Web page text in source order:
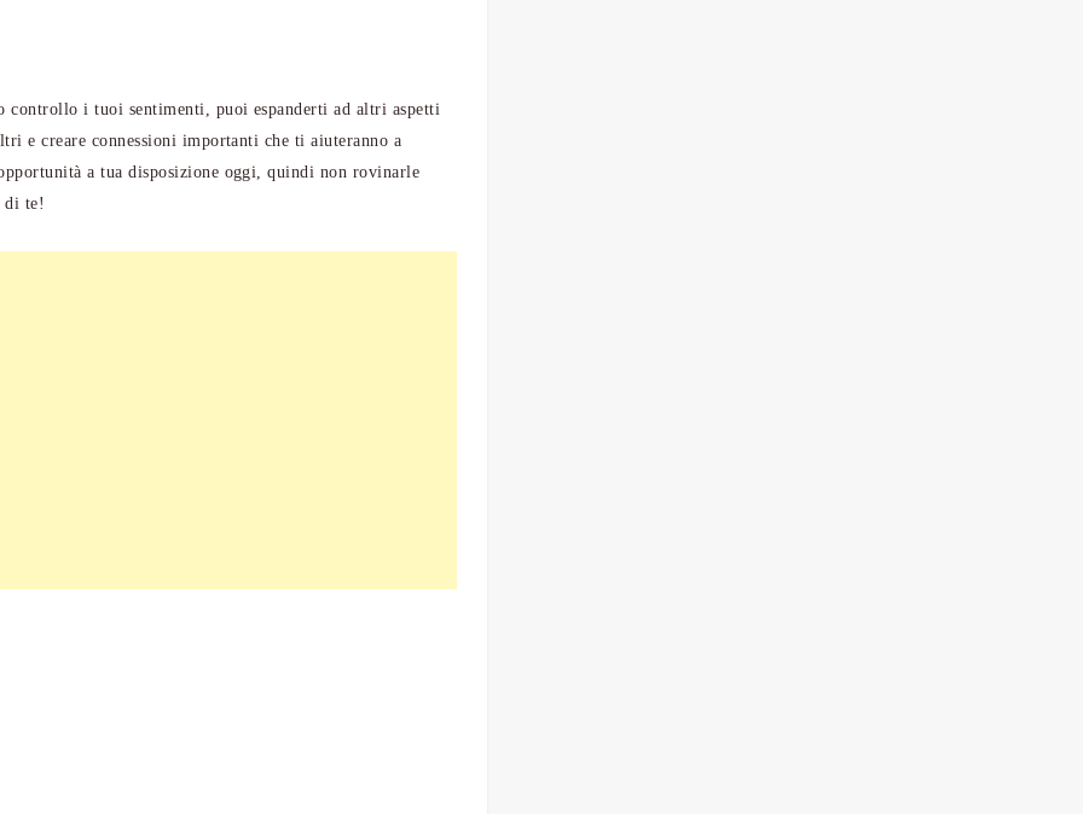
controllo i tuoi sentimenti, puoi espanderti ad altri aspetti
e creare connessioni importanti che ti aiuteranno a
a tua disposizione oggi, quindi non rovinarle
di te!